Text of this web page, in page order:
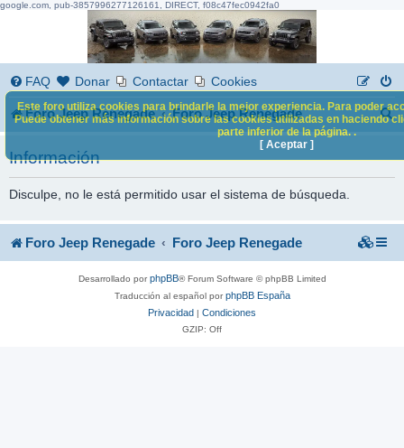
google.com, pub-3857996277126161, DIRECT, f08c47fec0942fa0
FAQ Donar Contactar Cookies
Foro Jeep Renegade Foro Jeep Renegade
B
s
Información
Disculpe, no le está permitido usar el sistema de búsqueda.
Este foro utiliza cookies para brindarle la mejor experiencia. Para poder
Puede obtener más información sobre las cookies utilizadas en haciendo
parte inferior de la página. .
[ Aceptar ]
Foro Jeep Renegade Foro Jeep Renegade
Desarrollado porphpBB® Forum Software © phpBB Limited
Traducción al español porphpBB España
Privacidad | Condiciones
GZIP: Off